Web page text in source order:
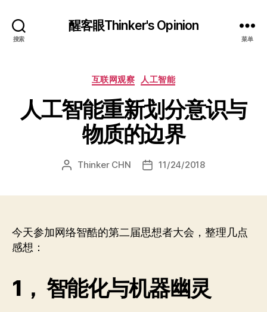
搜索
醒客眼Thinker's Opinion
菜单
分
互联网观察 人工智能
人工智能重新划分意识与
物质的边界
文 Thinker CHN
发 11/24/2018
今天参加网络智酷的第二届思想者大会，整理几点
感想：
1， 智能化与机器幽灵